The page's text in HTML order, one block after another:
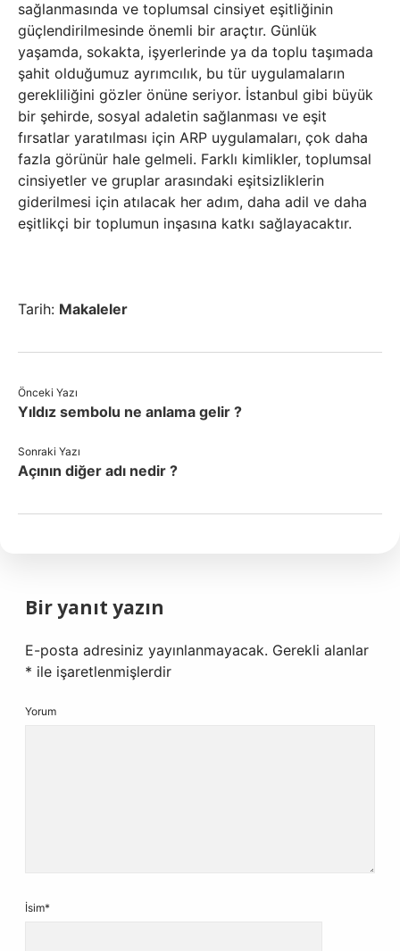
sağlanmasında ve toplumsal cinsiyet eşitliğinin
güçlendirilmesinde önemli bir araçtır. Günlük
yaşamda, sokakta, işyerlerinde ya da toplu taşımada
şahit olduğumuz ayrımcılık, bu tür uygulamaların
gerekliliğini gözler önüne seriyor. İstanbul gibi büyük
bir şehirde, sosyal adaletin sağlanması ve eşit
fırsatlar yaratılması için ARP uygulamaları, çok daha
fazla görünür hale gelmeli. Farklı kimlikler, toplumsal
cinsiyetler ve gruplar arasındaki eşitsizliklerin
giderilmesi için atılacak her adım, daha adil ve daha
eşitlikçi bir toplumun inşasına katkı sağlayacaktır.
Tarih: Makaleler
Önceki Yazı
Yıldız sembolu ne anlama gelir ?
Sonraki Yazı
Açının diğer adı nedir ?
Bir yanıt yazın
E-posta adresiniz yayınlanmayacak. Gerekli alanlar
* ile işaretlenmişlerdir
Yorum
İsim*